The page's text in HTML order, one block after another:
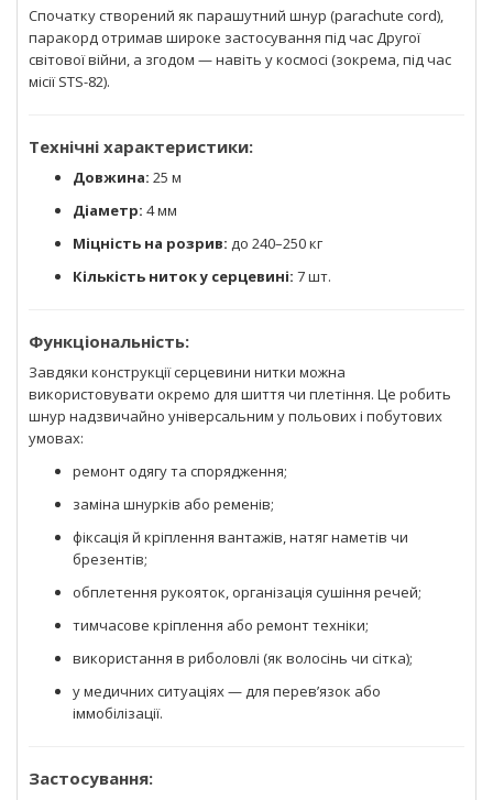
Спочатку створений як парашутний шнур (parachute cord),
паракорд отримав широке застосування під час Другої
світової війни, а згодом — навіть у космосі (зокрема, під час
місії STS-82).
Технічні характеристики:
Довжина: 25 м
Діаметр: 4 мм
Міцність на розрив: до 240–250 кг
Кількість ниток у серцевині: 7 шт.
Функціональність:
Завдяки конструкції серцевини нитки можна
використовувати окремо для шиття чи плетіння. Це робить
шнур надзвичайно універсальним у польових і побутових
умовах:
ремонт одягу та спорядження;
заміна шнурків або ременів;
фіксація й кріплення вантажів, натяг наметів чи
брезентів;
обплетення рукояток, організація сушіння речей;
тимчасове кріплення або ремонт техніки;
використання в риболовлі (як волосінь чи сітка);
у медичних ситуаціях — для перев’язок або
іммобілізації.
Застосування: